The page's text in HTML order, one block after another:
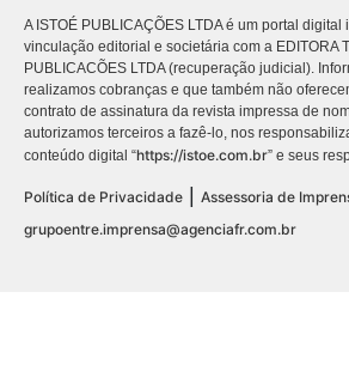
A ISTOÉ PUBLICAÇÕES LTDA é um portal
vinculação editorial e societária com a EDITORA
PUBLICACÕES LTDA (recuperação judicial).
realizamos cobranças e que também não
contrato de assinatura da revista impressa de
autorizamos terceiros a fazê-lo, nos
conteúdo digital “https://istoe.com.br” e seus
Política de Privacidade | Assessoria de
grupoentre.imprensa@agenciafr.com.br